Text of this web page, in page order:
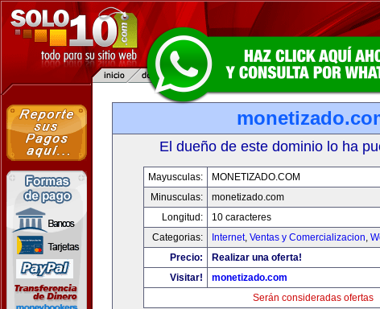
El dueño de este dominio lo ha
Mayusculas:
MONETIZADO.COM
Minusculas:
monetizado.com
Longitud:
10 caracteres
Categorias:
Internet, Ventas y Comercializacion,
Precio:
Realizar una oferta!
Visitar!
monetizado.com
Serán consideradas ofertas